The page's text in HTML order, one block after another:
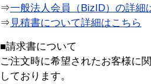
⇒一般法人会員（BizID）の詳細
⇒ 見積書について詳細はこちら
■請求書について
ご注文時に希望されたお客様に
しております。